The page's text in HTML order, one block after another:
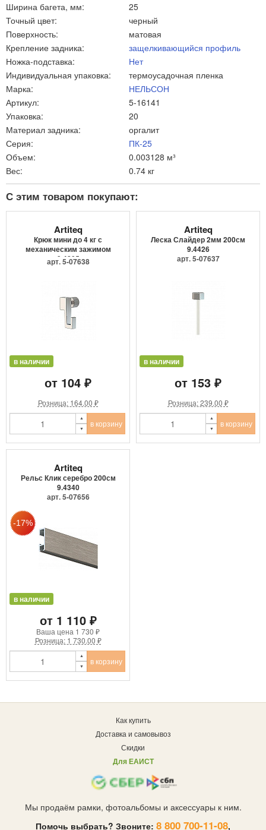
Ширина багета, мм:
25
Точный цвет:
черный
Поверхность:
матовая
Крепление задника:
защелкивающийся профиль
Ножка-подставка:
Нет
Индивидуальная упаковка:
термоусадочная пленка
Марка:
НЕЛЬСОН
Артикул:
5-16141
Упаковка:
20
Материал задника:
оргалит
Серия:
ПК-25
Объем:
0.003128 м³
Вес:
0.74 кг
С этим товаром покупают:
Artiteq
Крюк мини до 4 кг с
механическим зажимом
9.4205
арт. 5-07638
в наличии
от 104 ₽
Розница: 164.00 ₽
в корзину
Artiteq
Леска Слайдер 2мм 200см
9.4426
арт. 5-07637
в наличии
от 153 ₽
Розница: 239.00 ₽
в корзину
Artiteq
Рельс Клик серебро 200см
9.4340
арт. 5-07656
в наличии
от 1 110 ₽
Ваша цена 1 730 ₽
Розница: 1 730.00 ₽
в корзину
Как купить
Доставка и самовывоз
Скидки
Для ЕАИСТ
Мы продаём рамки, фотоальбомы и аксессуары к ним.
Помочь выбрать? Звоните: 8 800 700-11-08,